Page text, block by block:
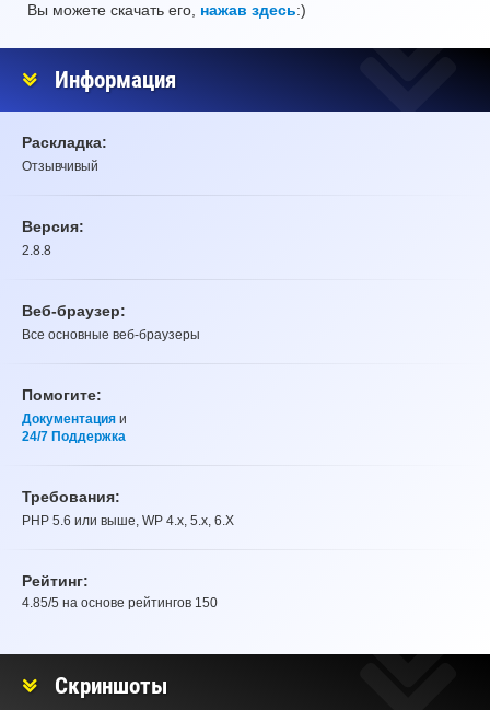
Вы можете скачать его, нажав здесь:)
Информация
Раскладка:
Отзывчивый
Версия:
2.8.8
Веб-браузер:
Все основные веб-браузеры
Помогите:
Документация и
24/7 Поддержка
Требования:
PHP 5.6 или выше, WP 4.x, 5.x, 6.X
Рейтинг:
4.85/5 на основе рейтингов 150
Скриншоты